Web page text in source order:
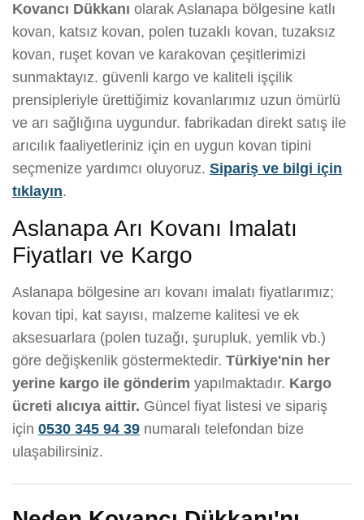
Kovancı Dükkanı olarak Aslanapa bölgesine katlı
kovan, katsız kovan, polen tuzaklı kovan, tuzaksız
kovan, ruşet kovan ve karakovan çeşitlerimizi
sunmaktayız. güvenli kargo ve kaliteli işçilik
prensipleriyle ürettiğimiz kovanlarımız uzun ömürlü
ve arı sağlığına uygundur. fabrikadan direkt satış ile
arıcılık faaliyetleriniz için en uygun kovan tipini
seçmenize yardımcı oluyoruz. Sipariş ve bilgi için
tıklayın.
Aslanapa Arı Kovanı Imalatı
Fiyatları ve Kargo
Aslanapa bölgesine arı kovanı imalatı fiyatlarımız;
kovan tipi, kat sayısı, malzeme kalitesi ve ek
aksesuarlara (polen tuzağı, şurupluk, yemlik vb.)
göre değişkenlik göstermektedir. Türkiye'nin her
yerine kargo ile gönderim yapılmaktadır. Kargo
ücreti alıcıya aittir. Güncel fiyat listesi ve sipariş
için 0530 345 94 39 numaralı telefondan bize
ulaşabilirsiniz.